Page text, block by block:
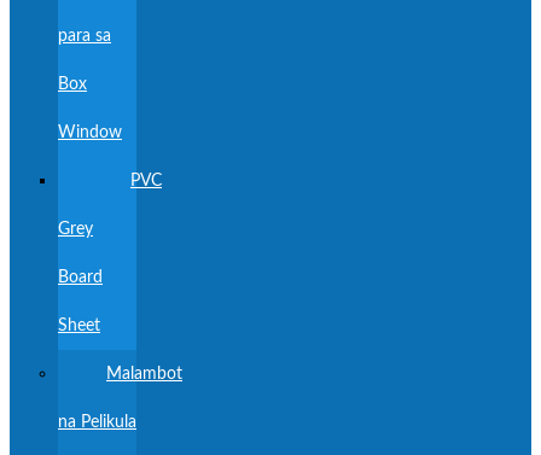
para sa
Box
Window
PVC
Grey
Board
Sheet
Malambot
na Pelikula